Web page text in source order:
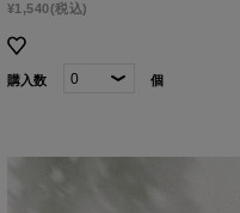
¥1,540(税込)
購入数 個